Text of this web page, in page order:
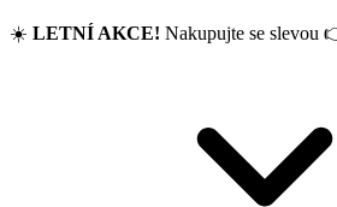
☀️ LETNÍ AKCE! Nakupujte se slevou